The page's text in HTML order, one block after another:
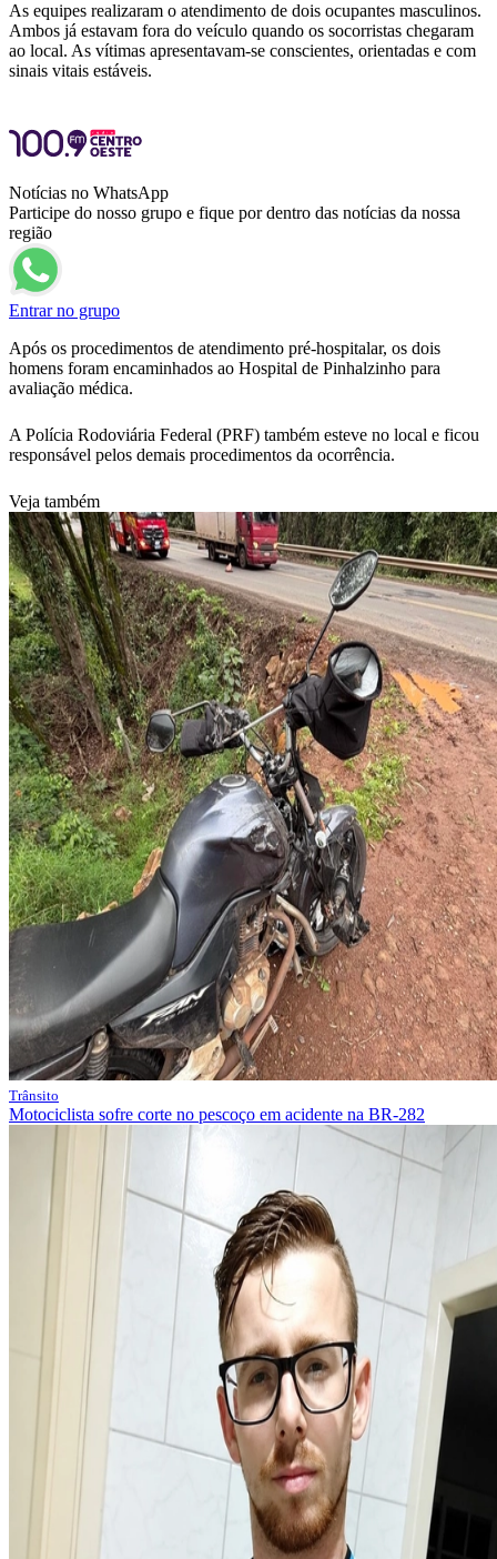
As equipes realizaram o atendimento de dois ocupantes masculinos.
Ambos já estavam fora do veículo quando os socorristas chegaram
ao local. As vítimas apresentavam-se conscientes, orientadas e com
sinais vitais estáveis.
Notícias no WhatsApp
Participe do nosso grupo e fique por dentro das notícias da nossa
região
Entrar no grupo
Após os procedimentos de atendimento pré-hospitalar, os dois
homens foram encaminhados ao Hospital de Pinhalzinho para
avaliação médica.
A Polícia Rodoviária Federal (PRF) também esteve no local e ficou
responsável pelos demais procedimentos da ocorrência.
Veja também
Trânsito
Motociclista sofre corte no pescoço em acidente na BR-282